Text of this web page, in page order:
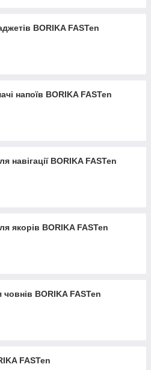
BORIKA FASTen
напоїв BORIKA FASTen
навігації BORIKA FASTen
якорів BORIKA FASTen
BORIKA FASTen
FASTen